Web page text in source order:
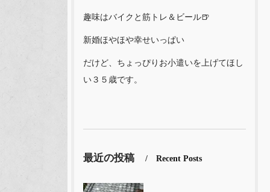
趣味はバイクと筋トレ＆ビール🍺
新婚ほやほや幸せいっぱい
だけど、ちょっぴりお小遣いを上げてほし
い３５歳です。
最近の投稿 Recent Posts